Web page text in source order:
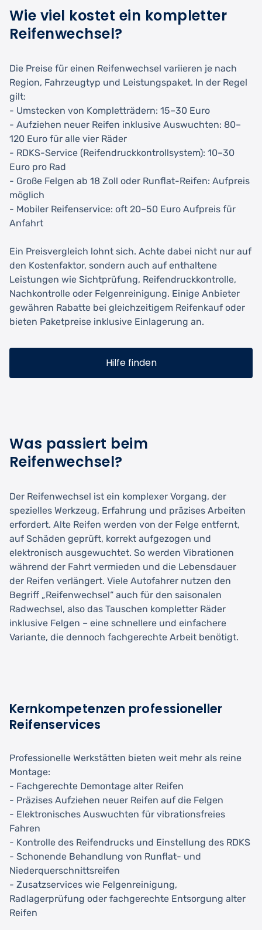
Wie viel kostet ein kompletter
Reifenwechsel?
Die Preise für einen Reifenwechsel variieren je nach
Region, Fahrzeugtyp und Leistungspaket. In der Regel
gilt:
- Umstecken von Kompletträdern: 15–30 Euro
- Aufziehen neuer Reifen inklusive Auswuchten: 80–
120 Euro für alle vier Räder
- RDKS-Service (Reifendruckkontrollsystem): 10–30
Euro pro Rad
- Große Felgen ab 18 Zoll oder Runflat-Reifen: Aufpreis
möglich
- Mobiler Reifenservice: oft 20–50 Euro Aufpreis für
Anfahrt
Ein Preisvergleich lohnt sich. Achte dabei nicht nur auf
den Kostenfaktor, sondern auch auf enthaltene
Leistungen wie Sichtprüfung, Reifendruckkontrolle,
Nachkontrolle oder Felgenreinigung. Einige Anbieter
gewähren Rabatte bei gleichzeitigem Reifenkauf oder
bieten Paketpreise inklusive Einlagerung an.
Hilfe finden
Was passiert beim
Reifenwechsel?
Der Reifenwechsel ist ein komplexer Vorgang, der
spezielles Werkzeug, Erfahrung und präzises Arbeiten
erfordert. Alte Reifen werden von der Felge entfernt,
auf Schäden geprüft, korrekt aufgezogen und
elektronisch ausgewuchtet. So werden Vibrationen
während der Fahrt vermieden und die Lebensdauer
der Reifen verlängert. Viele Autofahrer nutzen den
Begriff „Reifenwechsel“ auch für den saisonalen
Radwechsel, also das Tauschen kompletter Räder
inklusive Felgen – eine schnellere und einfachere
Variante, die dennoch fachgerechte Arbeit benötigt.
Kernkompetenzen professioneller
Reifenservices
Professionelle Werkstätten bieten weit mehr als reine
Montage:
- Fachgerechte Demontage alter Reifen
- Präzises Aufziehen neuer Reifen auf die Felgen
- Elektronisches Auswuchten für vibrationsfreies
Fahren
- Kontrolle des Reifendrucks und Einstellung des RDKS
- Schonende Behandlung von Runflat- und
Niederquerschnittsreifen
- Zusatzservices wie Felgenreinigung,
Radlagerprüfung oder fachgerechte Entsorgung alter
Reifen